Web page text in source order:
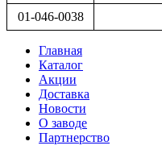
01-046-0038
Главная
Каталог
Акции
Доставка
Новости
О заводе
Партнерство